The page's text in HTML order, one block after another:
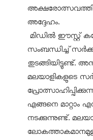
അദ്ദേഹം.
മിഡിൽ ഈസ്റ്റ്
സംബന്ധിച്ച്
തുടങ്ങിയിട്ടുണ്ട്.
മലയാളികളുടെ
എങ്ങനെ മാറ്റാം
നടക്കുന്നുണ്ട്.